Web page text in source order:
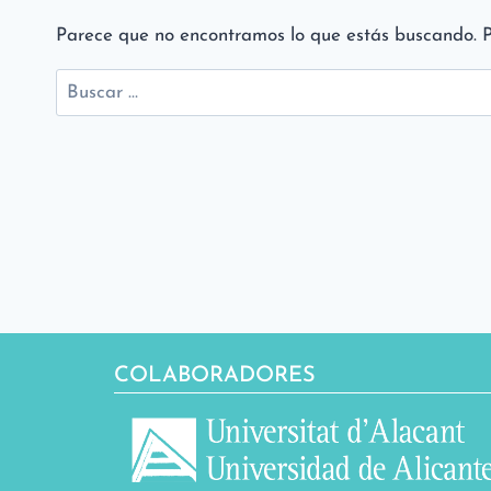
Parece que no encontramos lo que estás buscando.
Buscar:
COLABORADORES